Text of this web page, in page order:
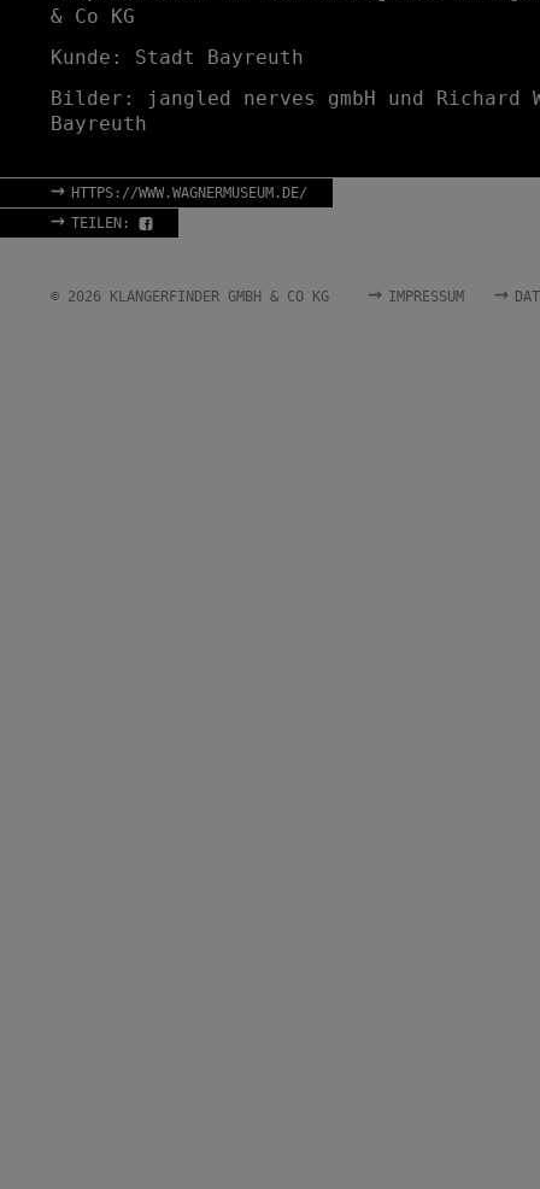
& Co KG
Kunde: Stadt Bayreuth
Bilder: jangled nerves gmbH und Richard
Bayreuth
→ HTTPS://WWW.WAGNERMUSEUM.DE/
→ TEILEN:
© 2026 KLANGERFINDER GMBH & CO KG → IMPRESSUM →